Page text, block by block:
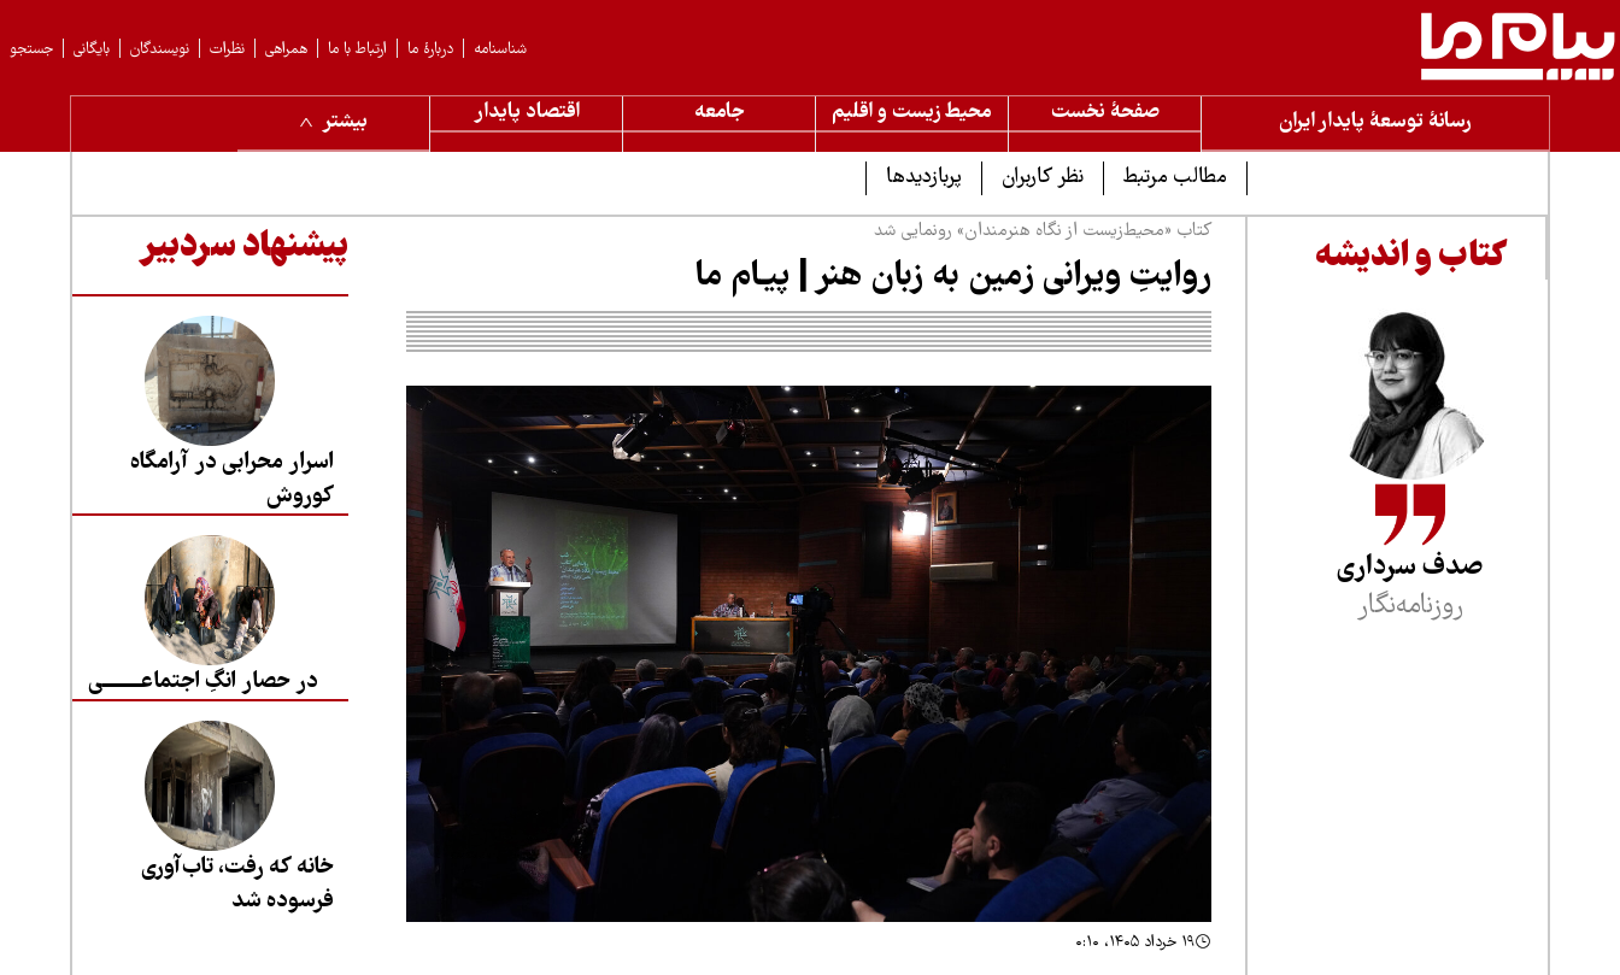
جستجو بایگانی نویسندگان نظرات همراهی ارتباط با ما دربارهٔ ما شناسنامه
رسانۀ توسعۀ پایدار ایران صفحۀ نخست محیط زیست و اقلیم جامعه اقتصاد پایدار
بیشتر
مطالب مرتبط
نظر کاربران پربازدیدها
کتاب و اندیشه
صدف سرداری
روزنامه‌نگار
کتاب «محیط‌زیست از نگاه هنرمندان» رونمایی شد
روایتِ ویرانی زمین به زبان هنر | پیـام ما
۱۹ خرداد ۱۴۰۵، ۰:۱۰
پیشنهاد سردبیر
اسرار محرابی در آرامگاه
کوروش
در حصار انگِ اجتماعــــــــی
خانه که رفت، تاب‌آوری
فرسوده شد